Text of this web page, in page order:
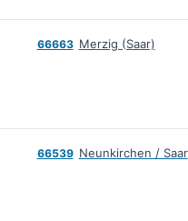
66663 Merzig (Saar)
66539 Neunkirchen / Saar